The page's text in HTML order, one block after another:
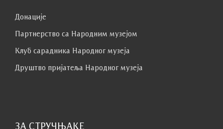
Донације
Партнерство са Народним музејoм
Клуб сaрaдникa Народног музеја
Друштво пријатеља Народног музеја
ЗА СТРУЧЊАКЕ